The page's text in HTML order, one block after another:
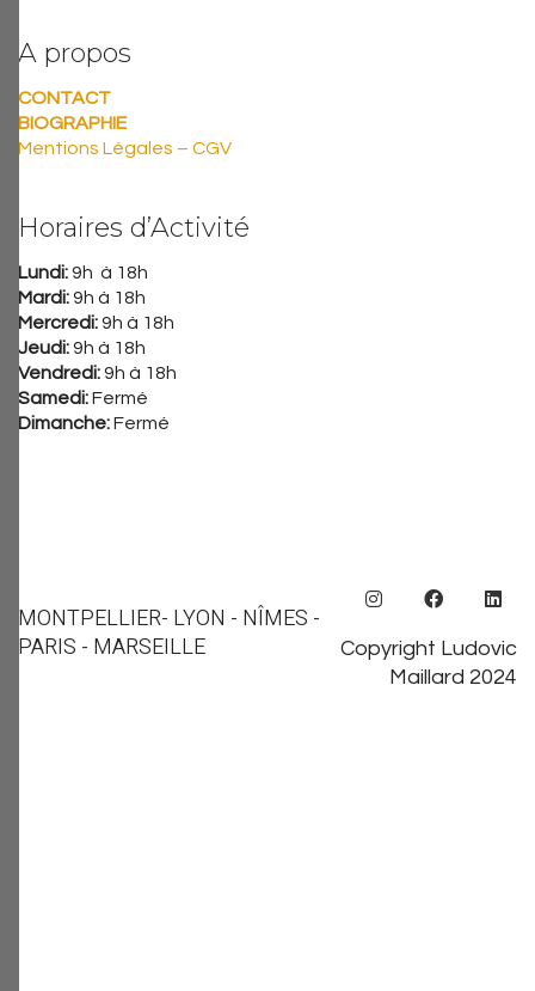
A propos
CONTACT
BIOGRAPHIE
Mentions Légales – CGV
Horaires d’Activité
Lundi:9h à 18h
Mardi:9h à 18h
Mercredi:9h à 18h
Jeudi:9h à 18h
Vendredi:9h à 18h
Samedi:Fermé
Dimanche:Fermé
Copyright Ludovic
Maillard 2024
MONTPELLIER- LYON - NÎMES -
PARIS - MARSEILLE